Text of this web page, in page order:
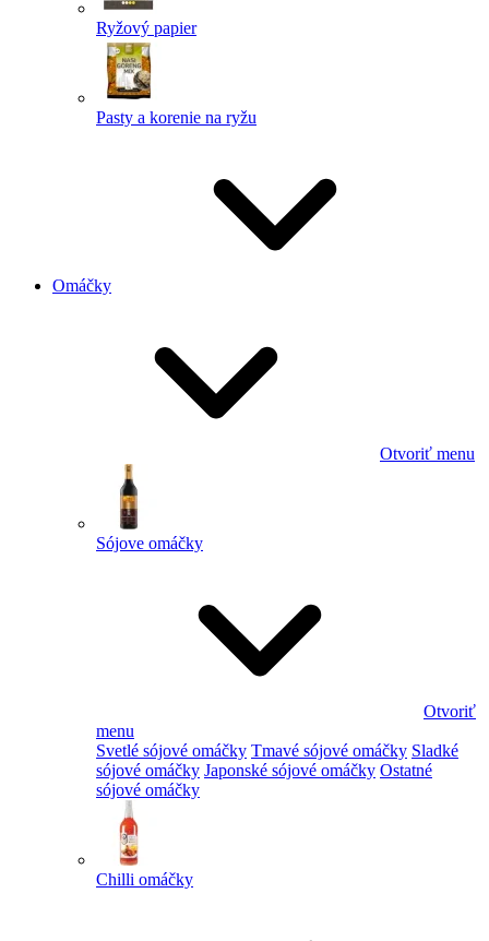
Ryžový papier
Pasty a korenie na ryžu
Omáčky
Otvoriť menu
Sójove omáčky
Otvoriť
menu
Svetlé sójové omáčky Tmavé sójové omáčky Sladké
sójové omáčky Japonské sójové omáčky Ostatné
sójové omáčky
Chilli omáčky